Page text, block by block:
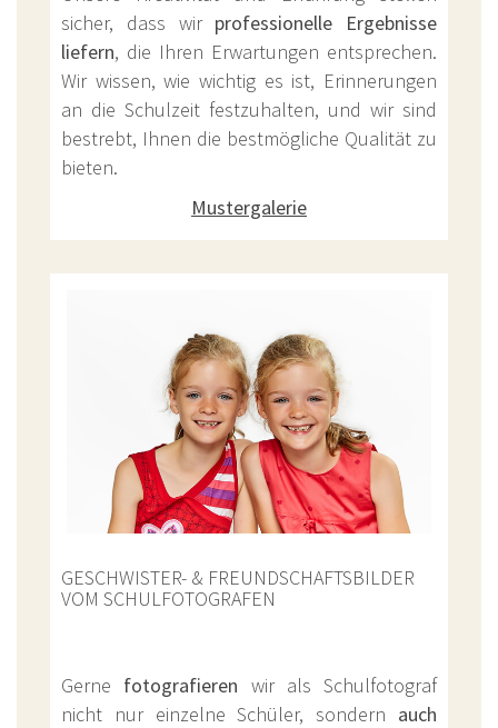
sicher, dass wir professionelle Ergebnisse
liefern, die Ihren Erwartungen entsprechen.
Wir wissen, wie wichtig es ist, Erinnerungen
an die Schulzeit festzuhalten, und wir sind
bestrebt, Ihnen die bestmögliche Qualität zu
bieten.
Mustergalerie
GESCHWISTER- & FREUNDSCHAFTSBILDER
VOM SCHULFOTOGRAFEN
Gerne fotografieren wir als Schulfotograf
nicht nur einzelne Schüler, sondern auch